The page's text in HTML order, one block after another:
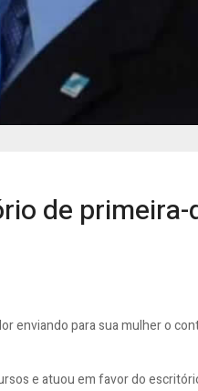
de primeira-
enviando para sua mulher o
e atuou em favor do